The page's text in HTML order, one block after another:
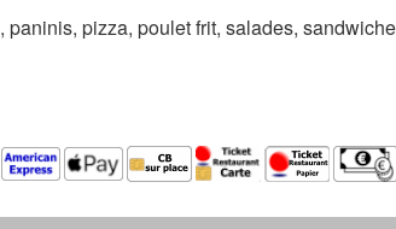
pizza, poulet frit, salades,